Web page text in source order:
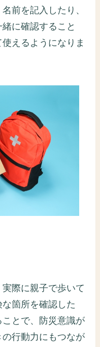
前を記入したり、
に確認すること
えるようになりま
際に親子で歩いて
箇所を確認した
とで、防災意識が
行動力にもつなが